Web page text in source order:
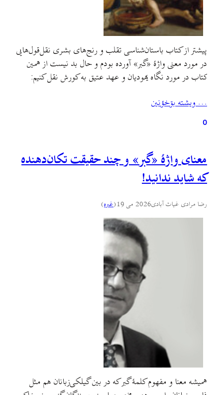
پیشتر از کتاب باستان‌شناسی تقلب و رنج‌های بشری نقل‌قول‌هایی
در مورد معنی واژهٔ «گبر»‌ آورده بودم و حال بد نیست از همین
کتاب در مورد نگاه یهودیان و عهد عتیق به کورش نقل کنیم:
… ويشته بۊخؤنين
0
معنای واژهٔ «گبر» و چند حقیقت تکان‌دهنده
که شاید ندانید!
رضا مرادی غیاث آبادی2026 می 19 (غىره)
همیشه معنا و مفهوم کلمهٔ گبر که در بین گیلکی‌زبانان هم مثل